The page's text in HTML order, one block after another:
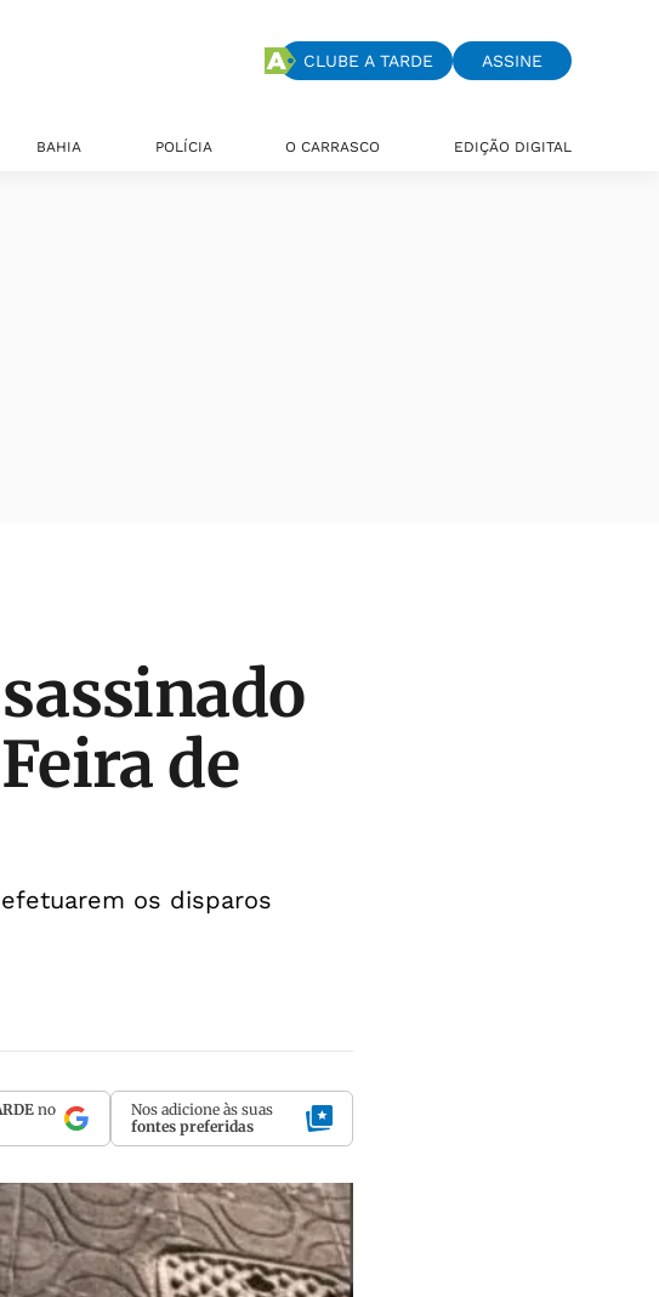
CLUBE A TARDE ASSINE
BAHIA POLÍCIA O CARRASCO EDIÇÃO DIGITAL
de
os disparos
no
Nos adicione às suas
fontes preferidas